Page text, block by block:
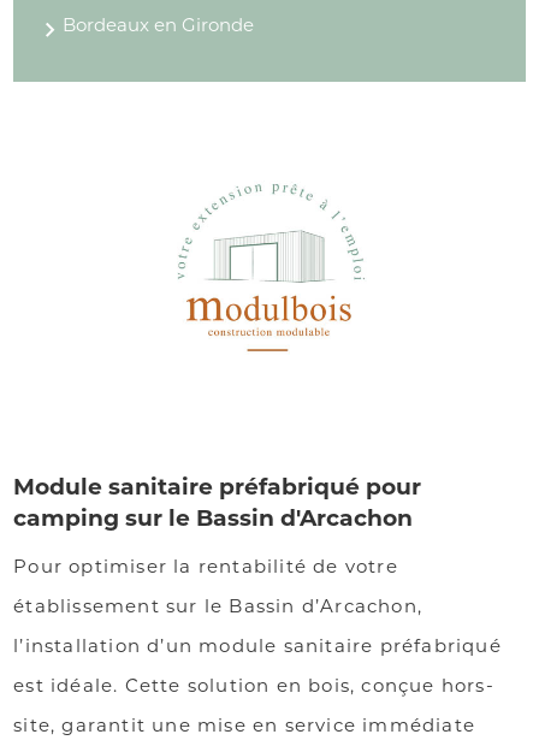
Bordeaux en Gironde
Module sanitaire préfabriqué pour
camping sur le Bassin d'Arcachon
Pour optimiser la rentabilité de votre
établissement sur le Bassin d’Arcachon,
l’installation d’un module sanitaire préfabriqué
est idéale. Cette solution en bois, conçue hors-
site, garantit une mise en service immédiate